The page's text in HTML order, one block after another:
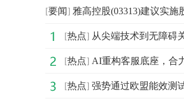
[要闻] 雅高控股(03313)建议实施
[热点] 从尖端技术到无障碍关怀：vivo携多项创新成果亮相
[热点] AI重构客服底座，合力亿捷入选《2025中国企业数智化转型
[热点] 强势通过欧盟能效测试 三星Galaxy Z Flip7|Z Flip7